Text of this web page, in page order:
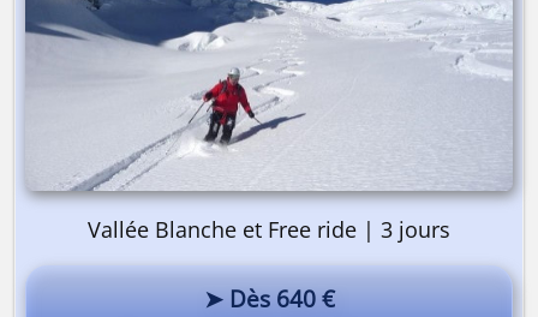
Vallée Blanche et Free ride | 3 jours
➤ Dès 640 €